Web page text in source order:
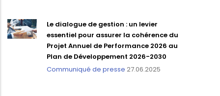
Le dialogue de gestion : un levier
essentiel pour assurer la cohérence du
Projet Annuel de Performance 2026 au
Plan de Développement 2026-2030
Communiqué de presse 27.06.2025